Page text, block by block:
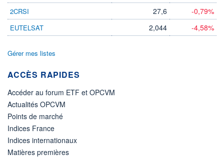
2CRSI 27,6 -0,79%
EUTELSAT 2,044 -4,58%
Gérer mes listes
ACCÈS RAPIDES
Accéder au forum ETF et OPCVM
Actualités OPCVM
Points de marché
Indices France
Indices internationaux
Matières premières